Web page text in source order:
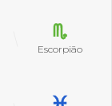
Escorpião